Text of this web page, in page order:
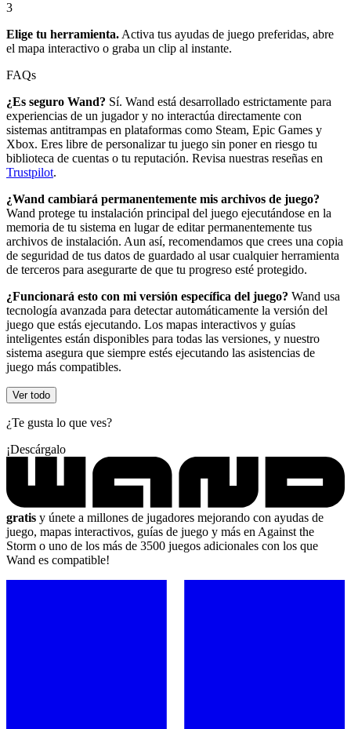
3
Elige tu herramienta. Activa tus ayudas de juego preferidas, abre
el mapa interactivo o graba un clip al instante.
FAQs
¿Es seguro Wand? Sí. Wand está desarrollado estrictamente para
experiencias de un jugador y no interactúa directamente con
sistemas antitrampas en plataformas como Steam, Epic Games y
Xbox. Eres libre de personalizar tu juego sin poner en riesgo tu
biblioteca de cuentas o tu reputación. Revisa nuestras reseñas en
Trustpilot.
¿Wand cambiará permanentemente mis archivos de juego?
Wand protege tu instalación principal del juego ejecutándose en la
memoria de tu sistema en lugar de editar permanentemente tus
archivos de instalación. Aun así, recomendamos que crees una copia
de seguridad de tus datos de guardado al usar cualquier herramienta
de terceros para asegurarte de que tu progreso esté protegido.
¿Funcionará esto con mi versión específica del juego? Wand usa
tecnología avanzada para detectar automáticamente la versión del
juego que estás ejecutando. Los mapas interactivos y guías
inteligentes están disponibles para todas las versiones, y nuestro
sistema asegura que siempre estés ejecutando las asistencias de
juego más compatibles.
Ver todo
¿Te gusta lo que ves?
¡Descárgalo
gratis y únete a millones de jugadores mejorando con ayudas de
juego, mapas interactivos, guías de juego y más en Against the
Storm o uno de los más de 3500 juegos adicionales con los que
Wand es compatible!